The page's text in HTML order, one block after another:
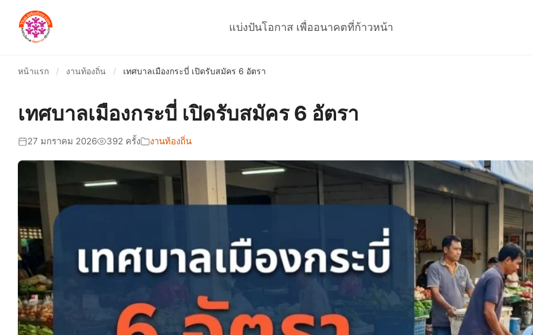
แบ่งปันโอกาส เพื่ออนาคตที่ก้าวหน้า
หน้าแรก / งานท้องถิ่น / เทศบาลเมืองกระบี่ เปิดรับสมัคร 6 อัตรา
เทศบาลเมืองกระบี่ เปิดรับสมัคร 6 อัตรา
27 มกราคม 2026 392 ครั้ง งานท้องถิ่น